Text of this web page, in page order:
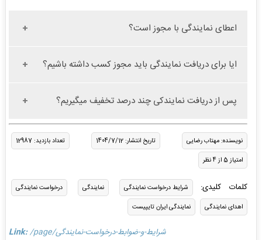
اعطای نمایندگی با مجوز است؟
ایا برای دریافت نمایندگی باید مجوز کسب داشته باشیم؟
پس از دریافت نمایندکی چند درصد تخفیف میگیریم؟
نویسنده: مهتاب رضایی تاریخ انتشار: 1404/7/12
تعداد بازدید: 12987
امتیاز 5 از 4 نظر
کلمات کلیدی: شرایط درخواست نمایندگی نمایندگی
درخواست نمایندگی
اهدای نمایندگی
نمایندگی ایران تایپیست
Link: /page/شرایط-و-ضوابط-درخواست-نمایندگی